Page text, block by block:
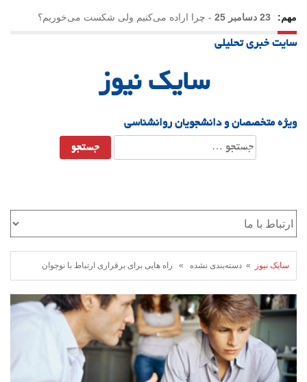
مهم: 23 دسامبر 25 - چرا اراده می‌کنیم ولی شکست می‌خوریم؟
21 دسامبر 25
سایت خبری تحلیلی
سایک نیوز
ویژه متخصصان و دانشجویان روانشناسی
جستجو
برای:
سایک نیوز » دسته‌بندی نشده » راه هایی برای برقراری ارتباط با نوجوان